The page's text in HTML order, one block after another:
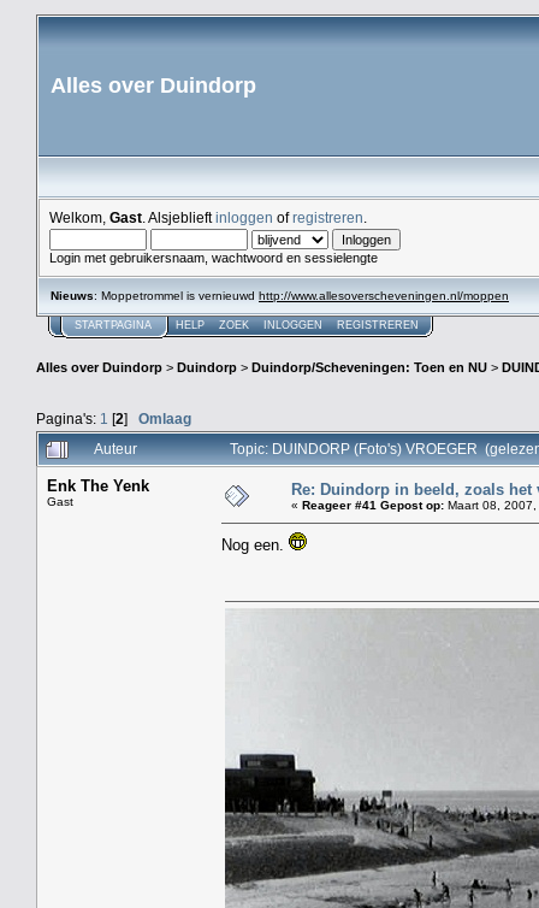
Alles over Duindorp
Welkom, Gast . Alsjeblieftinloggen ofregistreren
Login met gebruikersnaam, wachtwoord en sessielengte
Nieuws: Moppetrommel is vernieuwd http://www.allesoverscheveningen.nl/moppen
STARTPAGINA HELP ZOEK INLOGGEN REGISTREREN
Alles over Duindorp > Duindorp > Duindorp/Scheveningen: Toen en NU >
Pagina's: 1 [2] Omlaag
Auteur
Topic: DUINDORP (Foto's) VROEGER
Enk The Yenk
Gast
Re: Duindorp in beeld, zoals het
« Reageer #41 Gepost op: Maart 08,
Nog een.